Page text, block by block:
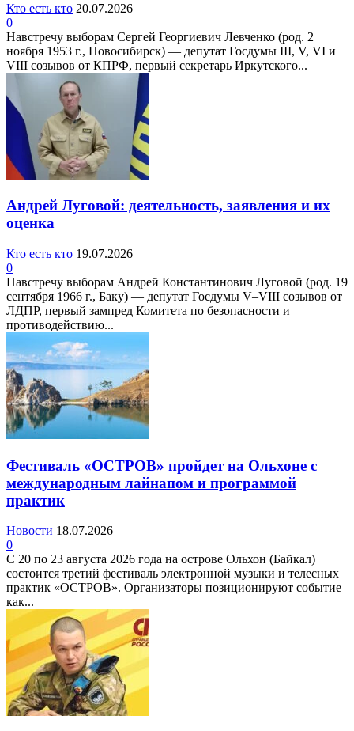
Кто есть кто 20.07.2026
0
Навстречу выборам Сергей Георгиевич Левченко (род. 2
ноября 1953 г., Новосибирск) — депутат Госдумы III, V, VI и
VIII созывов от КПРФ, первый секретарь Иркутского...
Андрей Луговой: деятельность, заявления и их
оценка
Кто есть кто 19.07.2026
0
Навстречу выборам Андрей Константинович Луговой (род. 19
сентября 1966 г., Баку) — депутат Госдумы V–VIII созывов от
ЛДПР, первый зампред Комитета по безопасности и
противодействию...
Фестиваль «ОСТРОВ» пройдет на Ольхоне с
международным лайнапом и программой
практик
Новости 18.07.2026
0
С 20 по 23 августа 2026 года на острове Ольхон (Байкал)
состоится третий фестиваль электронной музыки и телесных
практик «ОСТРОВ». Организаторы позиционируют событие
как...